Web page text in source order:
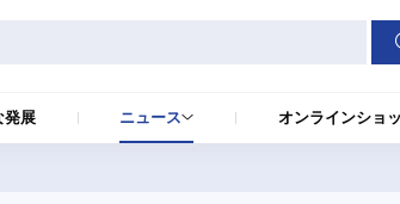
発展 ニュース オンラインショ